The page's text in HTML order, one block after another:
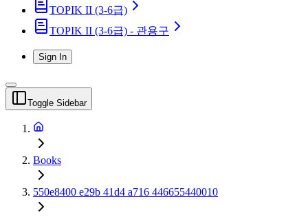
TOPIK II (3-6급)
TOPIK II (3-6급) - 관용구
Sign In
Toggle Sidebar
Books
550e8400 e29b 41d4 a716 446655440010